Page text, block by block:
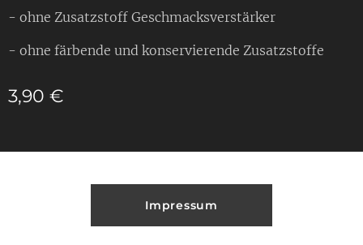
- ohne Zusatzstoff Geschmacksverstärker
- ohne färbende und konservierende Zusatzstoffe
3,90 €
Impressum